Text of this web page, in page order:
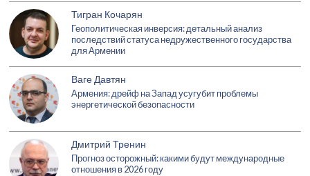
Тигран Кочарян
Геополитическая инверсия: детальный анализ
последствий статуса недружественного государства
для Армении
Ваге Давтян
Армения: дрейф на Запад усугубит проблемы
энергетической безопасности
Дмитрий Тренин
Прогноз осторожный: какими будут международные
отношения в 2026 году